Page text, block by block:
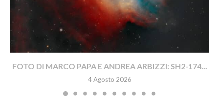
FOTO DI MARCO PAPA E ANDREA ARBIZZI: SH2-174...
4 Agosto 2026